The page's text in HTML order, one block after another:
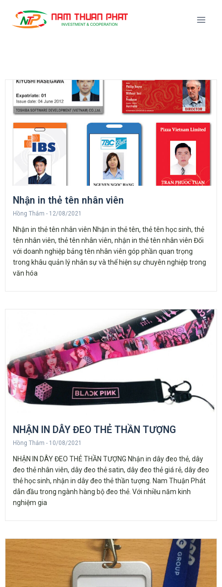
Nhận in thẻ tên nhân viên
Hồng Thắm 12/08/2021
Nhận in thẻ tên nhân viên Nhận in thẻ tên, thẻ tên học sinh, thẻ
tên nhân viên, thẻ tên nhân viên, nhận in thẻ tên nhân viên Đối
với doanh nghiệp bảng tên nhân viên góp phần quan trọng
trong khâu quản lý nhân sự và thể hiện sự chuyên nghiệp trong
văn hóa
NHẬN IN DÂY ĐEO THẺ THẦN TƯỢNG
Hồng Thắm 10/08/2021
NHẬN IN DÂY ĐEO THẺ THẦN TƯỢNG Nhận in dây đeo thẻ, dây
đeo thẻ nhân viên, dây đeo thẻ satin, dây đeo thẻ giá rẻ, dây đeo
thẻ học sinh, nhận in dây đeo thẻ thần tượng. Nam Thuận Phát
dẫn đầu trong ngành hàng bộ đeo thẻ. Với nhiều năm kinh
nghiệm gia